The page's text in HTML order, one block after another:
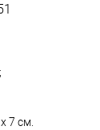
7 см.